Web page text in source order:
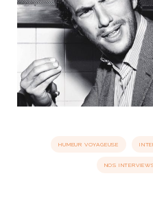
ITALIEN
joie de vivre
SUBLIME ! LE
ARTISANAT
Les cuirs
HUMEUR VOYAGEUSE
NOS